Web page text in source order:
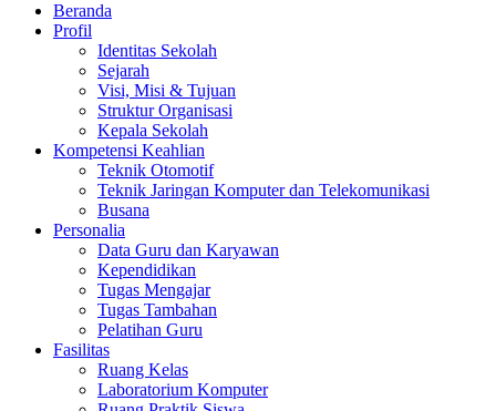
Beranda
Profil
Identitas Sekolah
Sejarah
Visi, Misi & Tujuan
Struktur Organisasi
Kepala Sekolah
Kompetensi Keahlian
Teknik Otomotif
Teknik Jaringan Komputer dan Telekomunikasi
Busana
Personalia
Data Guru dan Karyawan
Kependidikan
Tugas Mengajar
Tugas Tambahan
Pelatihan Guru
Fasilitas
Ruang Kelas
Laboratorium Komputer